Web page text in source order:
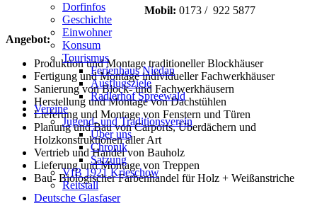
Dorfinfos
Geschichte
Einwohner
Konsum
Tourismus
Ferienhaus Niedan
Ausflugsziele
Radlerhof Spreewald
Vereine
Jugend- und Traditionsverein
Über uns
Chronik
Satzung
VfB 1921 Krieschow
Reitstall
Deutsche Glasfaser
Mobil: 0173 / 922 5877
Angebot:
Produktion und Montage traditioneller Blockhäuser
Fertigung und Montage individueller Fachwerkhäuser
Sanierung von Block- und Fachwerkhäusern
Herstellung und Montage von Dachstühlen
Lieferung und Montage von Fenstern und Türen
Planung und Bau von Carports, Überdächern und
Holzkonstruktionen aller Art
Vertrieb und Handel von Bauholz
Lieferung und Montage von Treppen
Bau- Biologischer Farbenhandel für Holz + Weißanstriche